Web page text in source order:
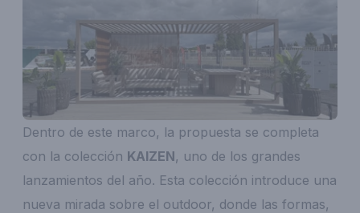
Dentro de este marco, la propuesta se completa
con la colección KAIZEN, uno de los grandes
lanzamientos del año. Esta colección introduce una
nueva mirada sobre el outdoor, donde las formas,